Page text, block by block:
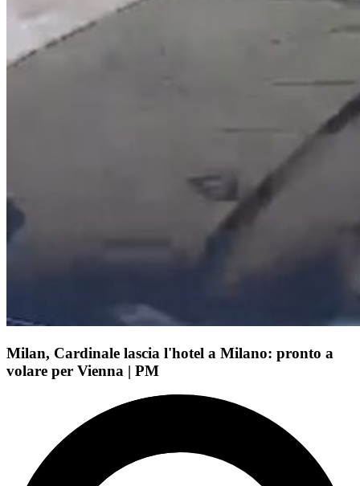
Milan, Cardinale lascia l'hotel a Milano: pronto a
volare per Vienna | PM